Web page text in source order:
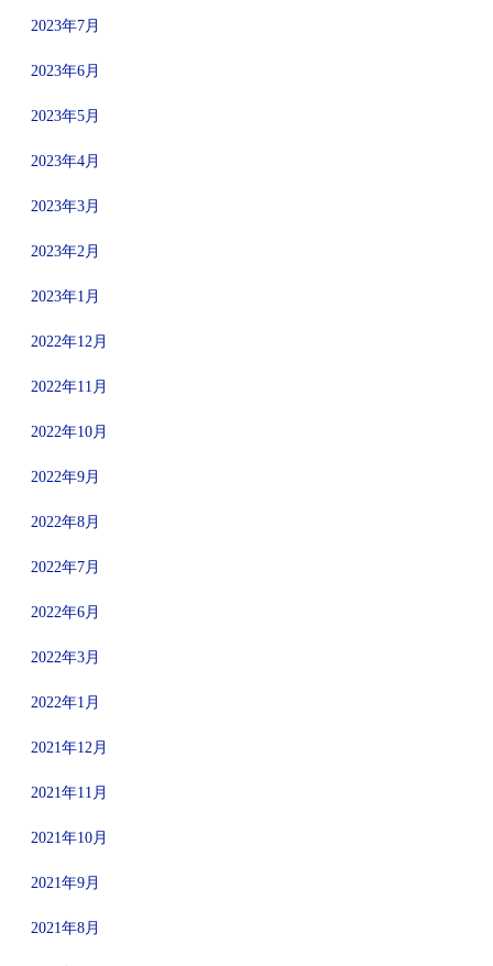
2023年7月
2023年6月
2023年5月
2023年4月
2023年3月
2023年2月
2023年1月
2022年12月
2022年11月
2022年10月
2022年9月
2022年8月
2022年7月
2022年6月
2022年3月
2022年1月
2021年12月
2021年11月
2021年10月
2021年9月
2021年8月